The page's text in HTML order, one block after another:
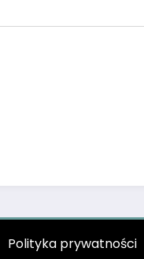
Polityka prywatności